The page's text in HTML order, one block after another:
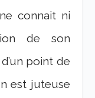
connait ni
de son
point de
est juteuse